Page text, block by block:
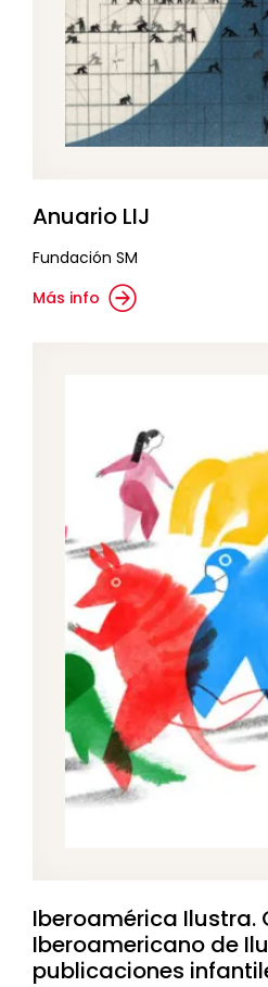
Anuario LIJ
Fundación SM
Más info
Iberoamérica Ilustra.
Iberoamericano de
publicaciones